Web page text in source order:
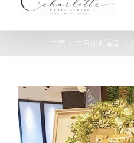
生日派對單品